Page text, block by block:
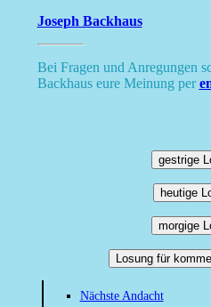
Joseph Backhaus
Bei Fragen und Anregungen
Backhaus eure Meinung per
gestrige
heutige
morgige
Losung für
Nächste Andacht